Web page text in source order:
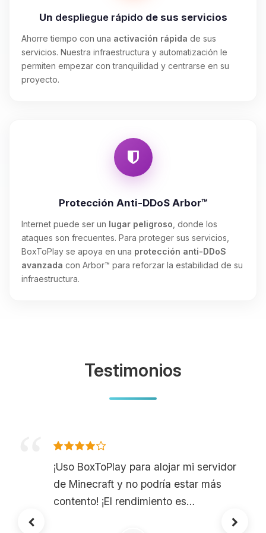
Un despliegue rápido de sus servicios
Ahorre tiempo con una activación rápida de sus
servicios. Nuestra infraestructura y automatización le
permiten empezar con tranquilidad y centrarse en su
proyecto.
Protección Anti-DDoS Arbor™
Internet puede ser un lugar peligroso , donde los
ataques son frecuentes. Para proteger sus servicios,
BoxToPlay se apoya en una protección anti-DDoS
avanzada con Arbor™ para reforzar la estabilidad de su
infraestructura.
Testimonios
¡Uso BoxToPlay para alojar mi servidor
de Minecraft y no podría estar más
contento! ¡El rendimiento es